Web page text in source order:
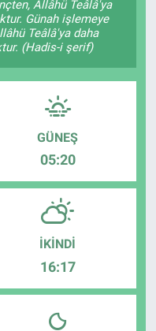
Allâhü Teâlâ'ya
Günah işlemeye
Teâlâ'ya daha
(Hadis-i şerif)
GÜNEŞ
05:20
İKINDI
16:17